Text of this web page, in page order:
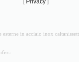
esterne in acciaio inox